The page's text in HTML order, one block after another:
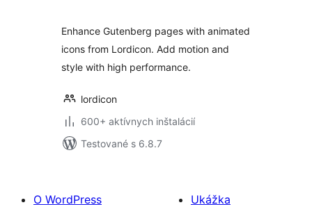
Enhance Gutenberg pages with animated
icons from Lordicon. Add motion and
style with high performance.
lordicon
600+ aktívnych inštalácií
Testované s 6.8.7
O WordPress
Ukážka